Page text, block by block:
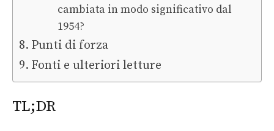
cambiata in modo significativo dal
1954?
Punti di forza
Fonti e ulteriori letture
TL;DR